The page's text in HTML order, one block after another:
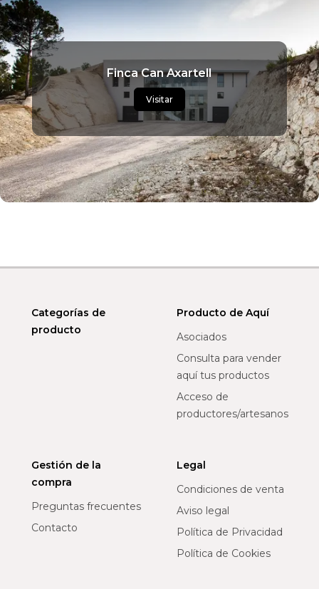
Finca Can Axartell
Visitar
Categorías de
producto
Producto de Aquí
Asociados
Consulta para vender
aquí tus productos
Acceso de
productores/artesanos
Gestión de la
compra
Preguntas frecuentes
Contacto
Legal
Condiciones de venta
Aviso legal
Política de Privacidad
Política de Cookies